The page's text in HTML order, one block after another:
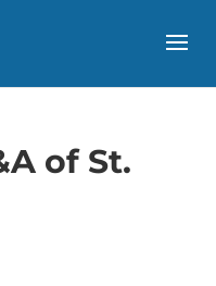
of St.